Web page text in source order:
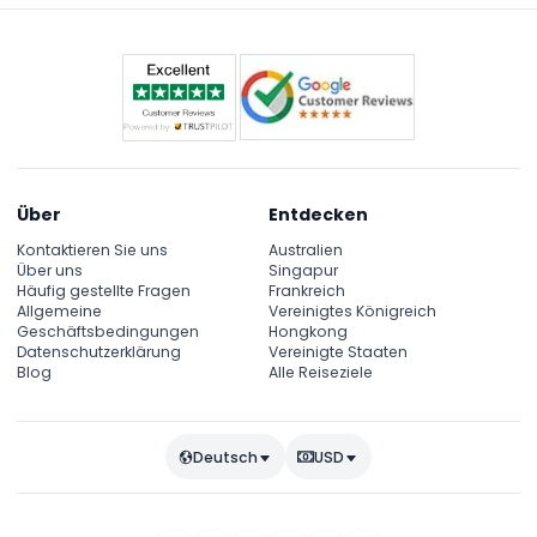
Über
Kontaktieren Sie uns
Über uns
Häufig gestellte Fragen
Allgemeine
Geschäftsbedingungen
Datenschutzerklärung
Blog
Entdecken
Australien
Singapur
Frankreich
Vereinigtes Königreich
Hongkong
Vereinigte Staaten
Alle Reiseziele
Deutsch USD